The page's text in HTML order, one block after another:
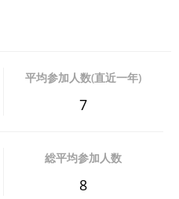
平均参加人数(直近一年)
7
総平均参加人数
8